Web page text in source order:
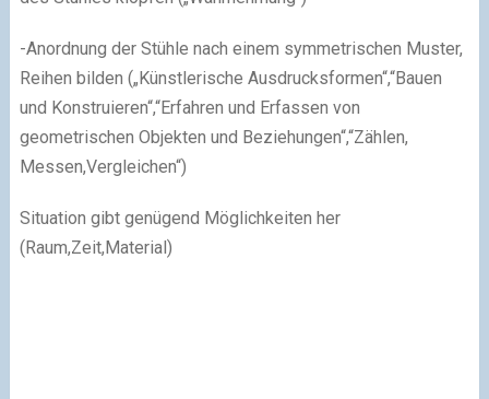
-Anordnung der Stühle nach einem symmetrischen Muster,
Reihen bilden („Künstlerische Ausdrucksformen“,“Bauen
und Konstruieren“,“Erfahren und Erfassen von
geometrischen Objekten und Beziehungen“,“Zählen,
Messen,Vergleichen“)
Situation gibt genügend Möglichkeiten her
(Raum,Zeit,Material)